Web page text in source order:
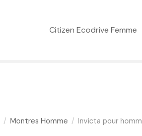
Citizen Ecodrive Femme
Montres Homme Invicta pour